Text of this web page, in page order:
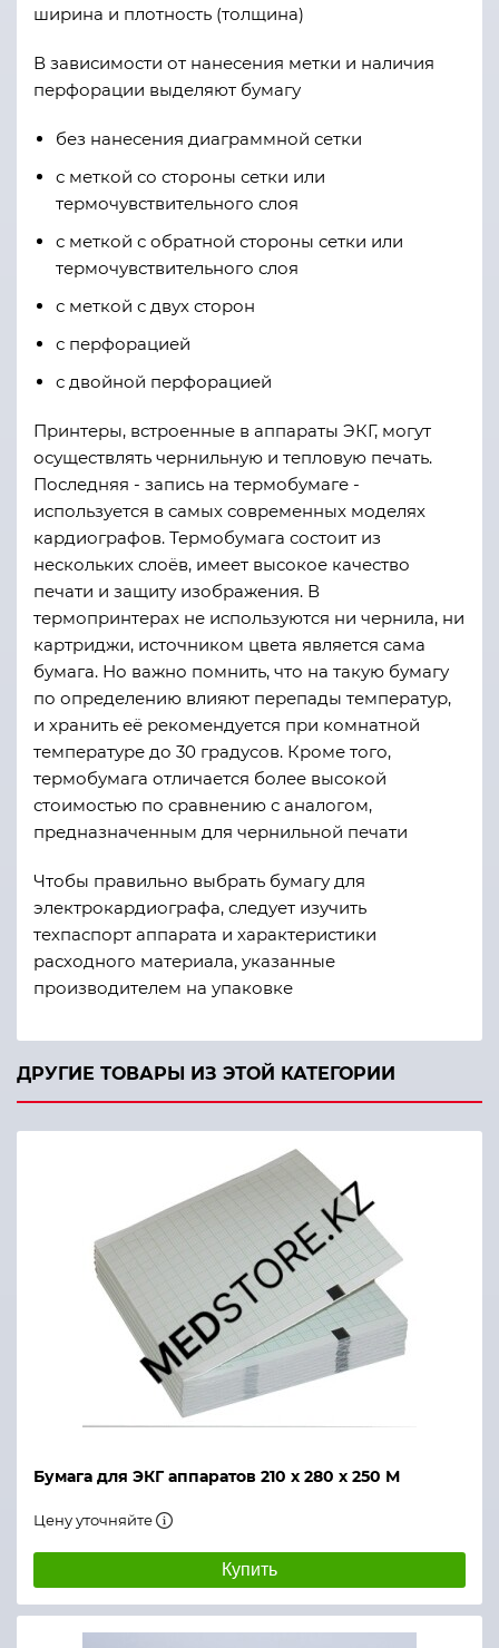
ширина и плотность (толщина)
В зависимости от нанесения метки и наличия
перфорации выделяют бумагу
без нанесения диаграммной сетки
с меткой со стороны сетки или
термочувствительного слоя
с меткой с обратной стороны сетки или
термочувствительного слоя
с меткой с двух сторон
с перфорацией
с двойной перфорацией
Принтеры, встроенные в аппараты ЭКГ, могут
осуществлять чернильную и тепловую печать.
Последняя - запись на термобумаге -
используется в самых современных моделях
кардиографов. Термобумага состоит из
нескольких слоёв, имеет высокое качество
печати и защиту изображения. В
термопринтерах не используются ни чернила, ни
картриджи, источником цвета является сама
бумага. Но важно помнить, что на такую бумагу
по определению влияют перепады температур,
и хранить её рекомендуется при комнатной
температуре до 30 градусов. Кроме того,
термобумага отличается более высокой
стоимостью по сравнению с аналогом,
предназначенным для чернильной печати
Чтобы правильно выбрать бумагу для
электрокардиографа, следует изучить
техпаспорт аппарата и характеристики
расходного материала, указанные
производителем на упаковке
ДРУГИЕ ТОВАРЫ ИЗ ЭТОЙ КАТЕГОРИИ
Бумага для ЭКГ аппаратов 210 х 280 х 250 М
Цену уточняйте
Купить